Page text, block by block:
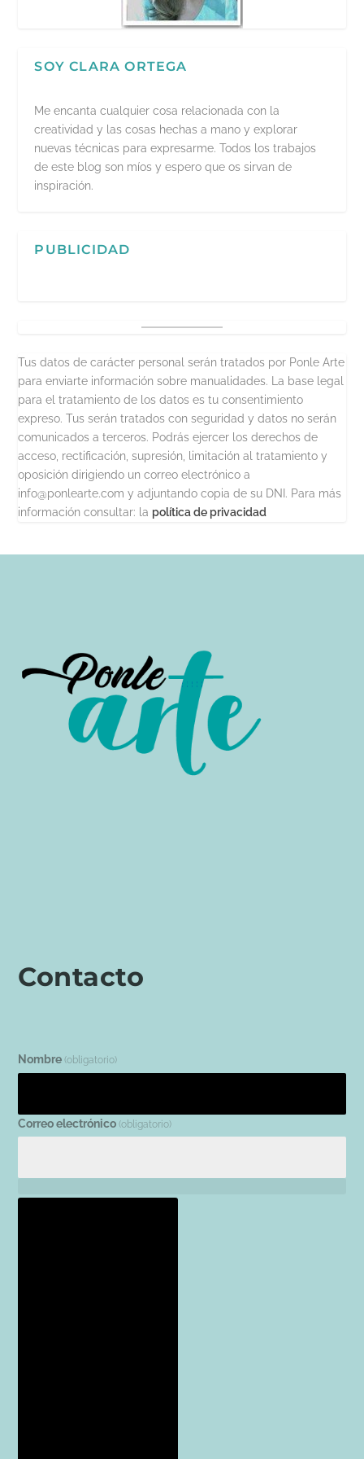
SOY CLARA ORTEGA
Me encanta cualquier cosa relacionada con la
creatividad y las cosas hechas a mano y explorar
nuevas técnicas para expresarme. Todos los trabajos
de este blog son míos y espero que os sirvan de
inspiración.
PUBLICIDAD
Tus datos de carácter personal serán tratados por Ponle Arte
para enviarte información sobre manualidades. La base legal
para el tratamiento de los datos es tu consentimiento
expreso. Tus serán tratados con seguridad y datos no serán
comunicados a terceros. Podrás ejercer los derechos de
acceso, rectificación, supresión, limitación al tratamiento y
oposición dirigiendo un correo electrónico a
info@ponlearte.com y adjuntando copia de su DNI. Para más
información consultar: la política de privacidad
Contacto
Nombre (obligatorio)
Correo electrónico (obligatorio)